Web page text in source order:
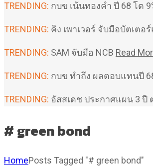
TRENDING: กบข เน้นทองคำ ปี 68 โต
TRENDING: คิง เพาเวอร์ จับมือบัตเต
TRENDING: SAM จับมือ NCB Read
TRENDING: กบข ทำถึง ผลตอบแทนปี
TRENDING: อัสสเดช ประกาศแผน 3 ปี
# green bond
HomePosts Tagged "# green bond"